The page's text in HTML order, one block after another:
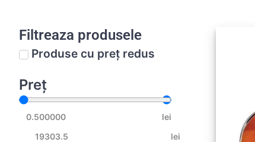
Filtreaza produsele
Produse cu preț redus
Preț
lei
lei